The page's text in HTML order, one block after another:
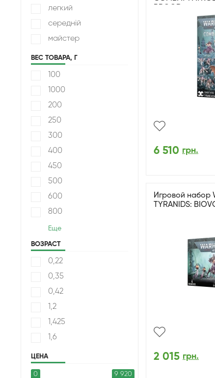
легкий
середній
майстер
ВЕС ТОВАРА, Г
100
1000
200
250
300
400
450
500
600
800
Еще
ВОЗРАСТ
0,22
0,35
0,42
1,2
1,425
1,6
ЦЕНА
0 9 920
6 510 грн.
Игровой набор
TYRANIDS:
2 015 грн.